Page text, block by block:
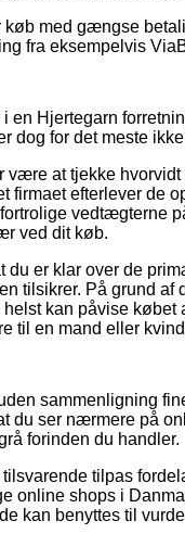
køb med gængse
fra eksempelvis
i en Hjertegarn
dog for det meste
være at tjekke
firmaet efterlever de
vedtægterne
ved dit køb.
du er klar over de
tilsikrer. På grund
kan påvise
til en mand eller
sammenligning
du ser nærmere på
forinden du handler.
tilpas
online shops i
kan benyttes til